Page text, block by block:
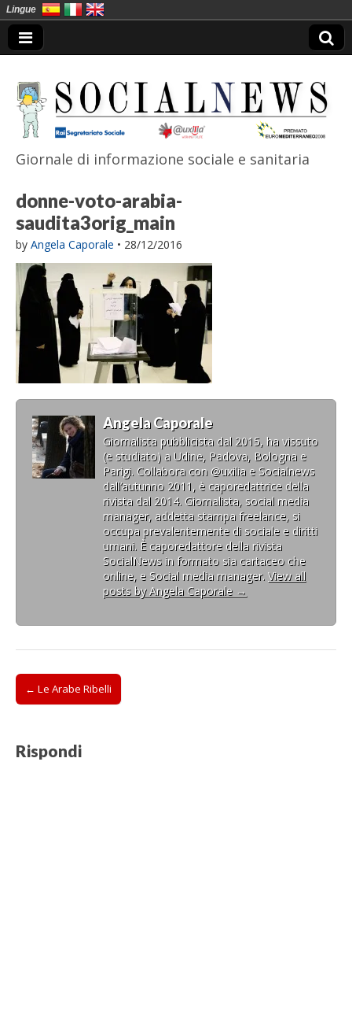
SocialNews
Giornale di informazione sociale e sanitaria
donne-voto-arabia-
saudita3orig_main
by Angela Caporale • 28/12/2016
Angela Caporale
Giornalista pubblicista dal 2015, ha vissuto
(e studiato) a Udine, Padova, Bologna e
Parigi. Collabora con @uxilia e Socialnews
dall’autunno 2011, è caporedattrice della
rivista dal 2014. Giornalista, social media
manager, addetta stampa freelance, si
occupa prevalentemente di sociale e diritti
umani. È caporedattore della rivista
SocialNews in formato sia cartaceo che
online, e Social media manager. View all
posts by Angela Caporale →
Post
navigation
← Le Arabe Ribelli
Rispondi
Lingue